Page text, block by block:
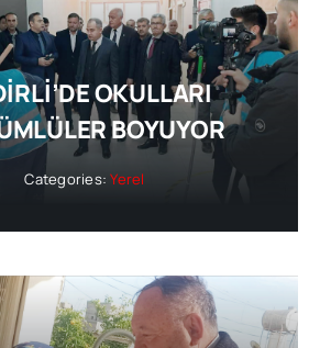
OKULLARI
BOYUYOR
Categories:Yerel